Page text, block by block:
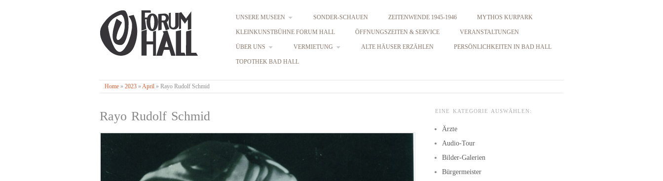
UNSERE MUSEEN SONDER-SCHAUEN ZEITENWENDE 1945-1946 MYTHOS KURPARK
KLEINKUNSTBÜHNE FORUM HALL ÖFFNUNGSZEITEN & SERVICE VERANSTALTUNGEN
ÜBER UNS VERMIETUNG ALTE HÄUSER ERZÄHLEN PERSÖNLICHKEITEN IN BAD HALL
TOPOTHEK BAD HALL
Home » 2023 »April » Rayo Rudolf Schmid
Rayo Rudolf Schmid EINE KATEGORIE AUSWÄHLEN:
Ärzte
Audio-Tour
Bilder-Galerien
Bürgermeister